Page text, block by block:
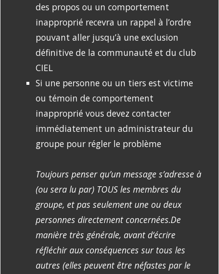
des propos ou un comportement
inapproprié recevra un rappel à l’ordre
pouvant aller jusqu’à une exclusion
définitive de la communauté et du club
CIEL
Si une personne ou un tiers est victime
ou témoin de comportement
inapproprié vous devez contacter
immédiatement un administrateur du
groupe pour régler le problème
Toujours penser qu’un message s’adresse à
(ou sera lu par) TOUS les membres du
groupe, et pas seulement une ou deux
personnes directement concernées.De
manière très générale, avant d‘écrire
réfléchir aux conséquences sur tous les
autres (elles peuvent être néfastes par le